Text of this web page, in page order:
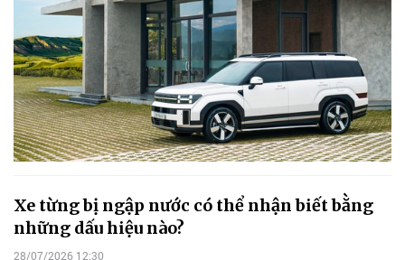
Xe từng bị ngập nước có thể nhận biết bằng
những dấu hiệu nào?
28/07/2026 12:30